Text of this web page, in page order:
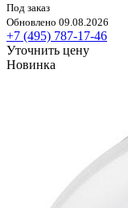
Под заказ
Обновлено 09.08.2026
+7 (495) 787-17-46
Уточнить цену
Новинка